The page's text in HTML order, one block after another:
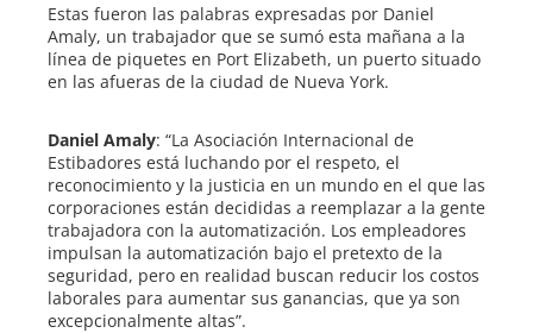
Estas fueron las palabras expresadas por Daniel
Amaly, un trabajador que se sumó esta mañana a la
línea de piquetes en Port Elizabeth, un puerto situado
en las afueras de la ciudad de Nueva York.
Daniel Amaly: “La Asociación Internacional de
Estibadores está luchando por el respeto, el
reconocimiento y la justicia en un mundo en el que las
corporaciones están decididas a reemplazar a la gente
trabajadora con la automatización. Los empleadores
impulsan la automatización bajo el pretexto de la
seguridad, pero en realidad buscan reducir los costos
laborales para aumentar sus ganancias, que ya son
excepcionalmente altas”.